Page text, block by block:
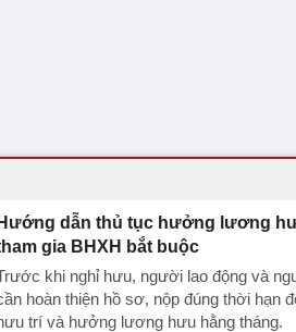
Hướng dẫn thủ tục hưởng lương
gia BHXH bắt buộc
khi nghỉ hưu, người lao động và
hoàn thiện hồ sơ, nộp đúng thời hạn
trí và hưởng lương hưu hằng tháng.